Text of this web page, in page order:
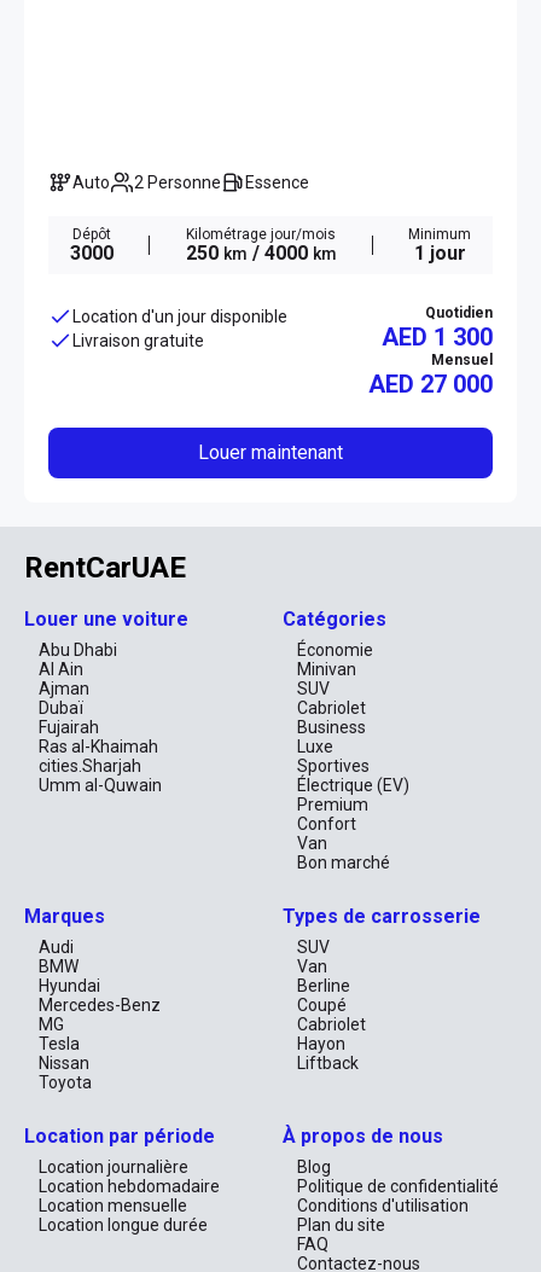
Auto 2 Personne Essence
Dépôt
3000
Kilométrage jour/mois
250 km / 4000 km
Minimum
1 jour
Location d'un jour disponible
Livraison gratuite
Quotidien
AED 1 300
Mensuel
AED 27 000
Louer maintenant
RentCarUAE
Louer une voiture
Abu Dhabi
Al Ain
Ajman
Dubaï
Fujairah
Ras al-Khaimah
cities.Sharjah
Umm al-Quwain
Catégories
Économie
Minivan
SUV
Cabriolet
Business
Luxe
Sportives
Électrique (EV)
Premium
Confort
Van
Bon marché
Marques
Audi
BMW
Hyundai
Mercedes-Benz
MG
Tesla
Nissan
Toyota
Types de carrosserie
SUV
Van
Berline
Coupé
Cabriolet
Hayon
Liftback
Location par période
Location journalière
Location hebdomadaire
Location mensuelle
Location longue durée
À propos de nous
Blog
Politique de confidentialité
Conditions d'utilisation
Plan du site
FAQ
Contactez-nous